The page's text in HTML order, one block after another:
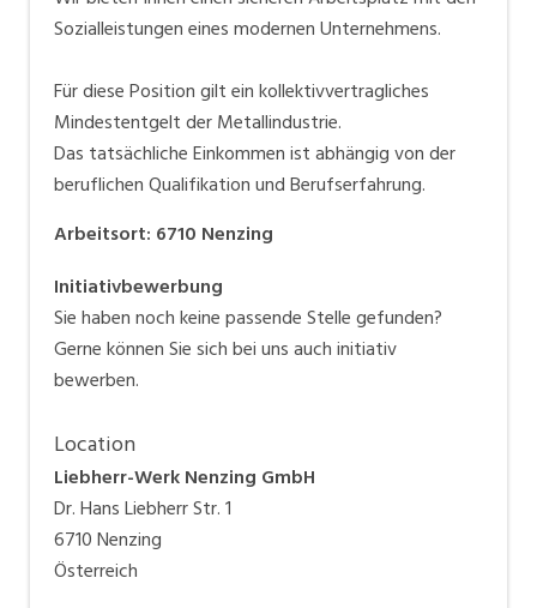
Sozialleistungen eines modernen Unternehmens.
Für diese Position gilt ein kollektivvertragliches
Mindestentgelt der Metallindustrie.
Das tatsächliche Einkommen ist abhängig von der
beruflichen Qualifikation und Berufserfahrung.
Arbeitsort: 6710 Nenzing
Initiativbewerbung
Sie haben noch keine passende Stelle gefunden?
Gerne können Sie sich bei uns auch initiativ
bewerben.
Location
Liebherr-Werk Nenzing GmbH
Dr. Hans Liebherr Str. 1
6710 Nenzing
Österreich